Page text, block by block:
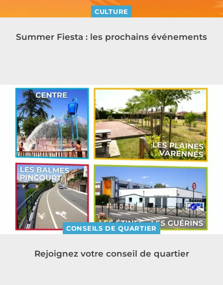
CULTURE
Summer Fiesta : les prochains événements
CONSEILS DE QUARTIER
Rejoignez votre conseil de quartier